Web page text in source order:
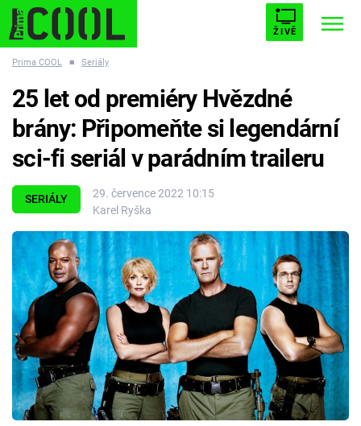
ŽIVĚ
ESCAPE PLNEJ KOTEL AVENGERS 5
Témata
Filmy
Seriály
Hry
Cool Esport
Pořady
Prima COOL ■ Seriály
SERIÁLY
29. července 2022 10:15
Karel Ryška
25 let od premiéry Hvězdné
brány: Připomeňte si legendární
sci-fi seriál v parádním traileru